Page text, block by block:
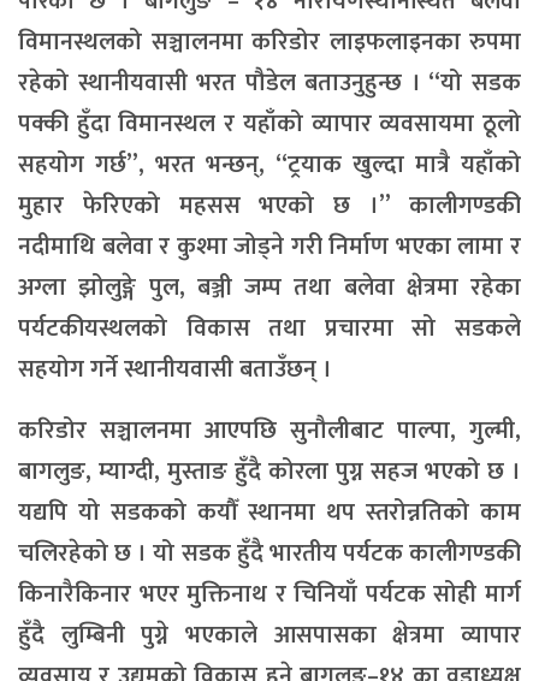
विमानस्थलको सञ्चालनमा करिडोर लाइफलाइनका रुपमा
रहेको स्थानीयवासी भरत पौडेल बताउनुहुन्छ । “यो सडक
पक्की हुँदा विमानस्थल र यहाँको व्यापार व्यवसायमा ठूलो
सहयोग गर्छ”, भरत भन्छन्, “ट्रयाक खुल्दा मात्रै यहाँको
मुहार फेरिएको महसस भएको छ ।” कालीगण्डकी
नदीमाथि बलेवा र कुश्मा जोड्ने गरी निर्माण भएका लामा र
अग्ला झोलुङ्गे पुल, बञ्जी जम्प तथा बलेवा क्षेत्रमा रहेका
पर्यटकीयस्थलको विकास तथा प्रचारमा सो सडकले
सहयोग गर्ने स्थानीयवासी बताउँछन् ।
करिडोर सञ्चालनमा आएपछि सुनौलीबाट पाल्पा, गुल्मी,
बागलुङ, म्याग्दी, मुस्ताङ हुँदै कोरला पुग्न सहज भएको छ ।
यद्यपि यो सडकको कयौँ स्थानमा थप स्तरोन्नतिको काम
चलिरहेको छ । यो सडक हुँदै भारतीय पर्यटक कालीगण्डकी
किनारैकिनार भएर मुक्तिनाथ र चिनियाँ पर्यटक सोही मार्ग
हुँदै लुम्बिनी पुग्ने भएकाले आसपासका क्षेत्रमा व्यापार